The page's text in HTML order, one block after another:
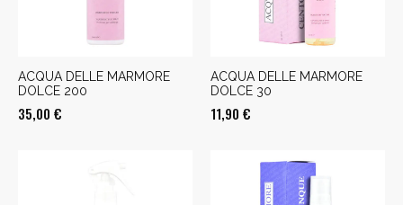
ACQUA DELLE MARMORE
DOLCE 200
35,00 €
ACQUA DELLE MARMORE
DOLCE 30
11,90 €